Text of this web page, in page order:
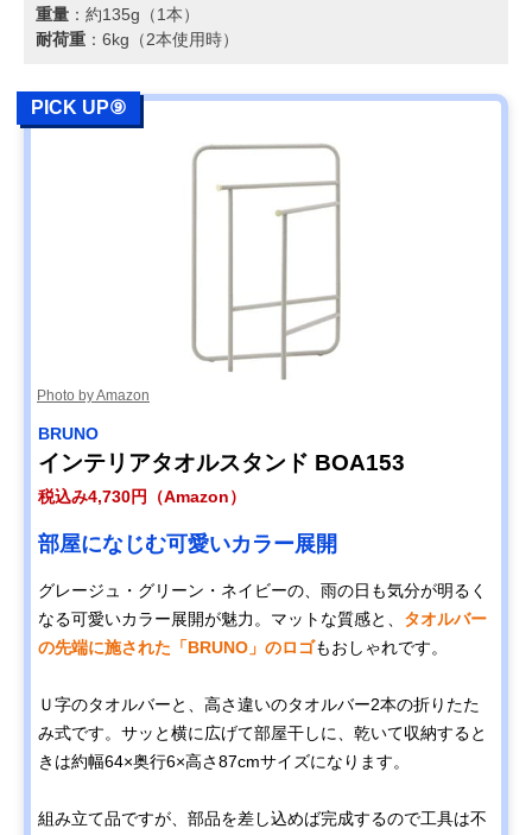
重量 ：約135g（1本）
耐荷重 ：6kg（2本使用時）
PICK UP⑨
Photo by Amazon
BRUNO
インテリアタオルスタンド BOA153
税込み4,730円（Amazon）
部屋になじむ可愛いカラー展開
グレージュ・グリーン・ネイビーの、雨の日も気分が明るく
なる可愛いカラー展開が魅力。マットな質感と、 タオルバー
の先端に施された「BRUNO」のロゴもおしゃれです。
Ｕ字のタオルバーと、高さ違いのタオルバー2本の折りたた
み式です。サッと横に広げて部屋干しに、乾いて収納すると
きは約幅64×奥行6×高さ87cmサイズになります。
組み立て品ですが、部品を差し込めば完成するので工具は不